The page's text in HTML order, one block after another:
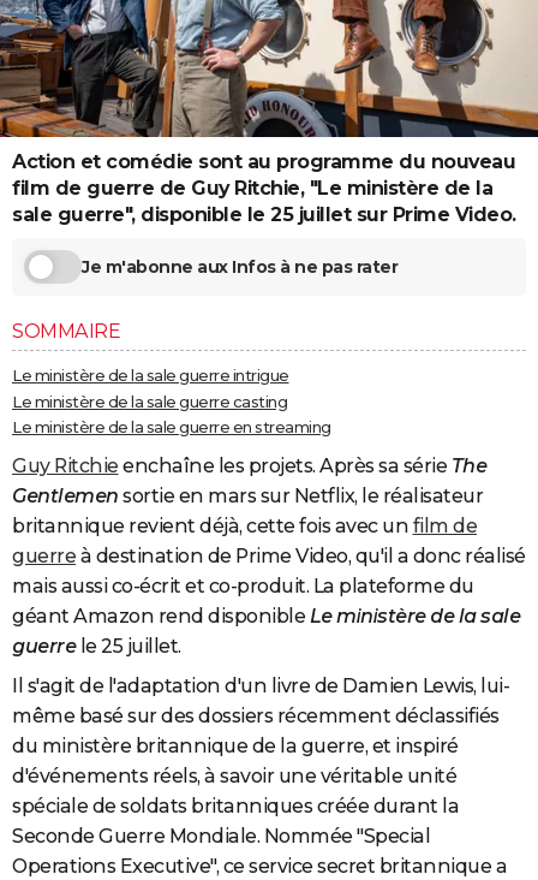
Destinations
City break
Voyage nature
Voyage de noces
Forum
Climat
+
PHOTO
GUIDES D'ACHAT
BONS PLANS
CARTE DE VOEUX
Carte de Noël
Carte Bonne année
Carte Saint-Valentin
Carte Pâques
Carte d'anniversaire
DICTIONNAIRE
Dictionnaire
Biographies
Citations
Expressions
Proverbes
PROGRAMME TV
COPAINS D'AVANT
AVIS DE DÉCÈS
FORUM
Bricolage
Lifestyle
Culture
Sport
Auto
Television
Voyage
Cinema
Action et comédie sont au programme du nouveau
film de guerre de Guy Ritchie, "Le ministère de la
sale guerre", disponible le 25 juillet sur Prime Video.
Je m'abonne aux Infos à ne pas rater
SOMMAIRE
Le ministère de la sale guerre intrigue
Le ministère de la sale guerre casting
Le ministère de la sale guerre en streaming
Guy Ritchie enchaîne les projets. Après sa série The
Gentlemen sortie en mars sur Netflix, le réalisateur
britannique revient déjà, cette fois avec un film de
guerre à destination de Prime Video, qu'il a donc réalisé
mais aussi co-écrit et co-produit. La plateforme du
géant Amazon rend disponible Le ministère de la sale
guerrele 25 juillet.
Il s'agit de l'adaptation d'un livre de Damien Lewis, lui-
même basé sur des dossiers récemment déclassifiés
du ministère britannique de la guerre, et inspiré
d'événements réels, à savoir une véritable unité
spéciale de soldats britanniques créée durant la
Seconde Guerre Mondiale. Nommée "Special
Operations Executive", ce service secret britannique a